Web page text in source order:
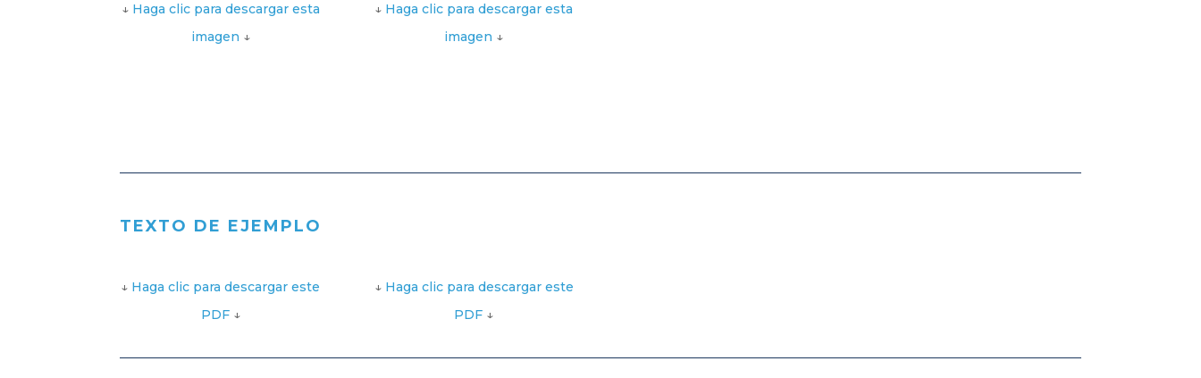
↓ Haga clic para descargar esta
imagen ↓
↓ Haga clic para descargar esta
imagen ↓
TEXTO DE EJEMPLO
↓ Haga clic para descargar este
PDF↓
↓ Haga clic para descargar este
PDF ↓